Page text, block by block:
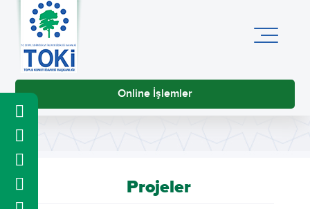
Online İşlemler
Projeler